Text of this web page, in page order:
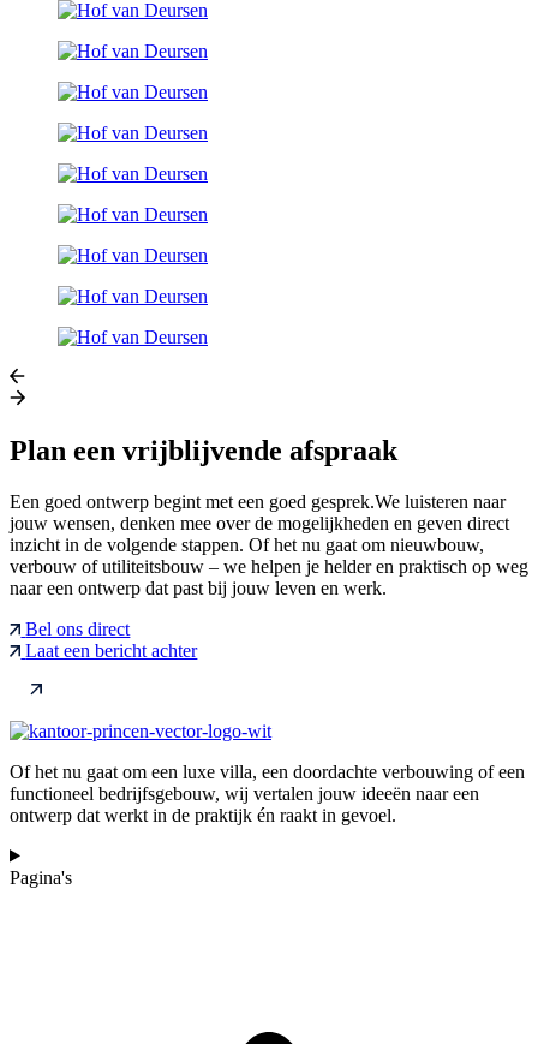
Plan een vrijblijvende afspraak
Een goed ontwerp begint met een goed gesprek.We luisteren naar
jouw wensen, denken mee over de mogelijkheden en geven direct
inzicht in de volgende stappen. Of het nu gaat om nieuwbouw,
verbouw of utiliteitsbouw – we helpen je helder en praktisch op weg
naar een ontwerp dat past bij jouw leven en werk.
Bel ons direct
Laat een bericht achter
Of het nu gaat om een luxe villa, een doordachte verbouwing of een
functioneel bedrijfsgebouw, wij vertalen jouw ideeën naar een
ontwerp dat werkt in de praktijk én raakt in gevoel.
Pagina's